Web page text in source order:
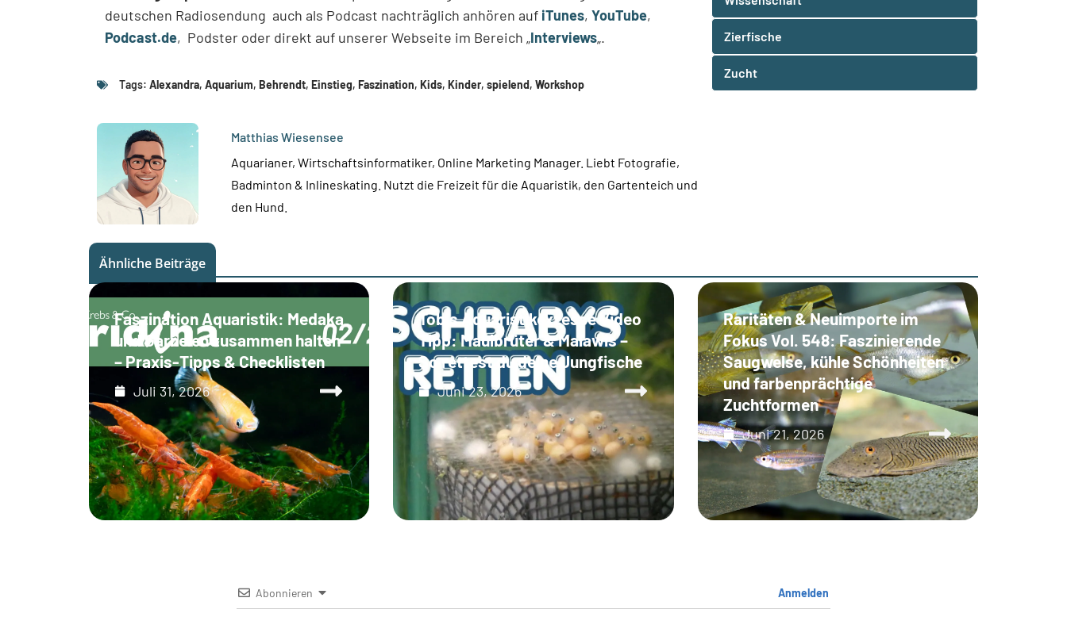
deutschen Radiosendung auch als Podcast nachträglich anhören auf iTunes, YouTube,
Podcast.de, Podster oder direkt auf unserer Webseite im Bereich „Interviews„.
Tags: Alexandra, Aquarium, Behrendt, Einstieg, Faszination, Kids, Kinder, spielend, Workshop
Matthias Wiesensee
Aquarianer, Wirtschaftsinformatiker, Online Marketing Manager. Liebt Fotografie,
Badminton & Inlineskating. Nutzt die Freizeit für die Aquaristik, den Gartenteich und
den Hund.
Zierfische
Zucht
Ähnliche Beiträge
Faszination Aquaristik: Medaka
und Garnelen zusammen halten
– Praxis-Tipps & Checklisten
Juli 31, 2026
Tobis Aquaristikexzesse Video
Tipp: Maulbrüter & Malawis –
So rettest du deine Jungfische
Juni 23, 2026
Raritäten & Neuimporte im
Fokus Vol. 548: Faszinierende
Saugwelse, kühle Schönheiten
und farbenprächtige
Zuchtformen
Juni 21, 2026
Abonnieren Anmelden